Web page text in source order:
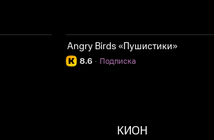
Angry Birds «Пушистики»
8.6 Подписка
·
КИОН